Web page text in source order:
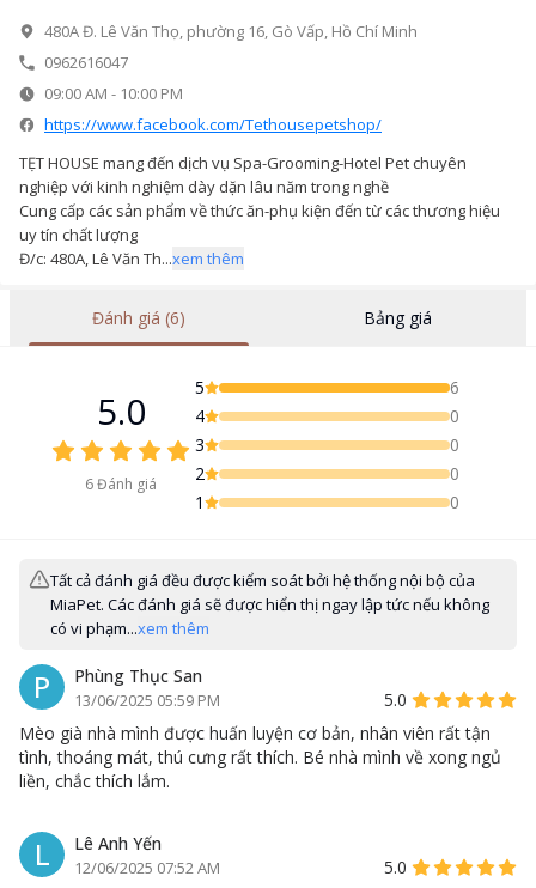
480A Đ. Lê Văn Thọ, phường 16, Gò Vấp, Hồ Chí Minh
0962616047
09:00 AM - 10:00 PM
https://www.facebook.com/Tethousepetshop/
TẸT HOUSE mang đến dịch vụ Spa-Grooming-Hotel Pet chuyên
nghiệp với kinh nghiệm dày dặn lâu năm trong nghề
Cung cấp các sản phẩm về thức ăn-phụ kiện đến từ các thương hiệu
uy tín chất lượng
Đ/c: 480A, Lê Văn Th...xem thêm
Đánh giá (6) Bảng giá
5.0
6Đánh giá
5
6
4
0
3
0
2
0
1
0
Tất cả đánh giá đều được kiểm soát bởi hệ thống nội bộ của
MiaPet. Các đánh giá sẽ được hiển thị ngay lập tức nếu không
có vi phạm...xem thêm
P Phùng Thục San
13/06/2025 05:59 PM
5.0
Mèo già nhà mình được huấn luyện cơ bản, nhân viên rất tận
tình, thoáng mát, thú cưng rất thích. Bé nhà mình về xong ngủ
liền, chắc thích lắm.
L Lê Anh Yến
12/06/2025 07:52 AM
5.0